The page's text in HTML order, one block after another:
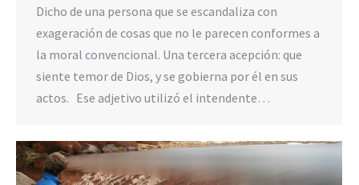
Dicho de una persona que se escandaliza con
exageración de cosas que no le parecen conformes a
la moral convencional. Una tercera acepción: que
siente temor de Dios, y se gobierna por él en sus
actos. Ese adjetivo utilizó el intendente…